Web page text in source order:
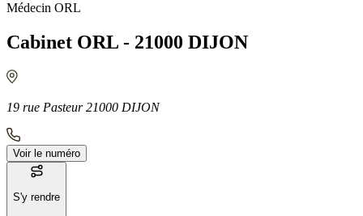
Médecin ORL
Cabinet ORL - 21000 DIJON
19 rue Pasteur 21000 DIJON
Voir le numéro
S'y rendre